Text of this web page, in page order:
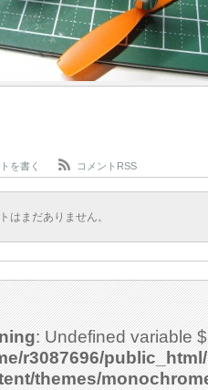
を書く コメントRSS
はまだありません。
: Undefined variable
r3087696/
themes/